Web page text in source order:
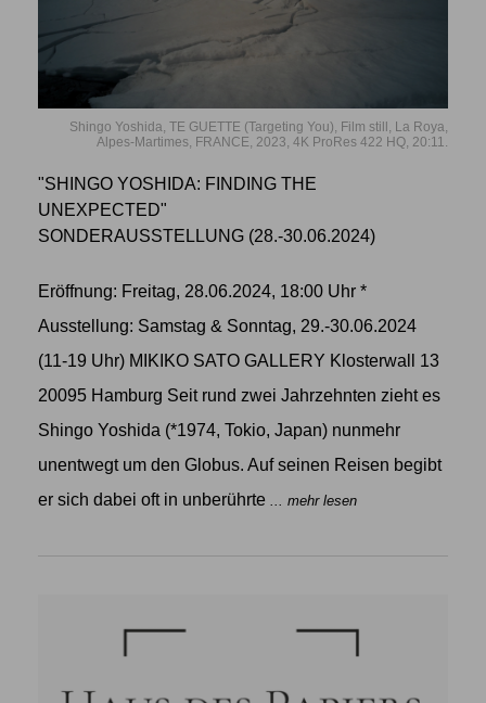
Shingo Yoshida, TE GUETTE (Targeting You), Film still, La Roya,
Alpes-Martimes, FRANCE, 2023, 4K ProRes 422 HQ, 20:11.
"SHINGO YOSHIDA: FINDING THE
UNEXPECTED"
SONDERAUSSTELLUNG (28.-30.06.2024)
Eröffnung: Freitag, 28.06.2024, 18:00 Uhr *
Ausstellung: Samstag & Sonntag, 29.-30.06.2024
(11-19 Uhr) MIKIKO SATO GALLERY Klosterwall 13
20095 Hamburg Seit rund zwei Jahrzehnten zieht es
Shingo Yoshida (*1974, Tokio, Japan) nunmehr
unentwegt um den Globus. Auf seinen Reisen begibt
er sich dabei oft in unberührte ... mehr lesen